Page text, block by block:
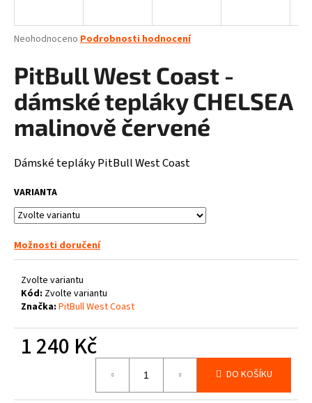
Průměrné
produktu
je
0,0
z
hvězdiček.
Neohodnoceno Podrobnosti hodnocení
PitBull West Coast -
dámské tepláky CHELSEA
malinově červené
Dámské tepláky PitBull West Coast
VARIANTA
Možnosti doručení
Zvolte variantu
Kód: Zvolte variantu
Značka: PitBull West Coast
1 240 Kč
DO KOŠÍKU
j
t
?
HLEDAT
D
o
p
u
u